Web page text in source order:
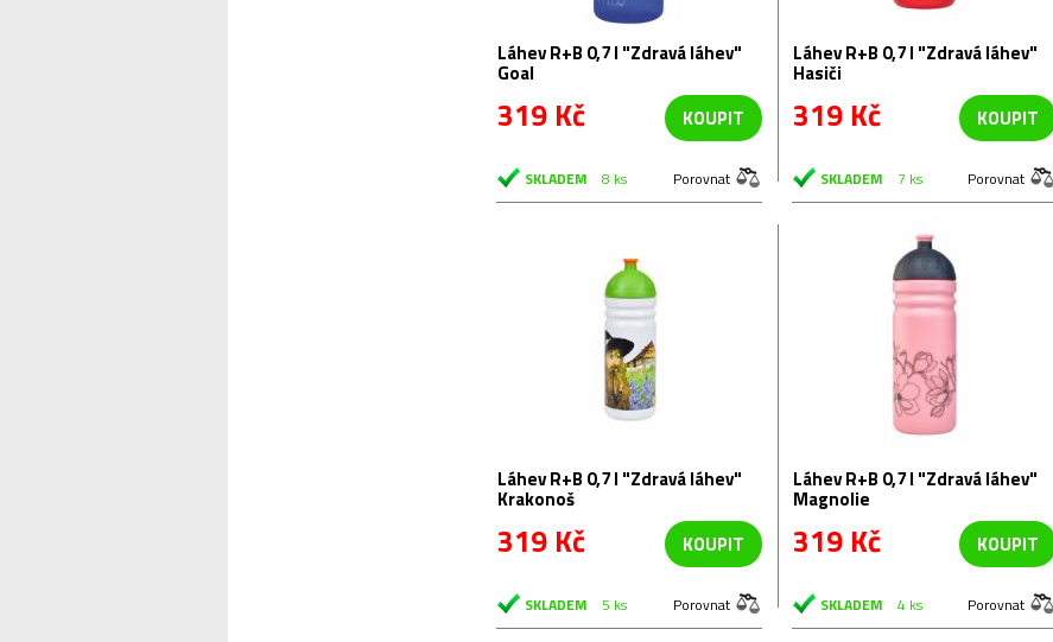
Láhev R+B 0,7 l "Zdravá láhev"
Goal
319 Kč KOUPIT
SKLADEM 8 ks Porovnat
Láhev R+B 0,7 l "Zdravá láhev"
Hasiči
319 Kč KOUPIT
SKLADEM 7 ks Porovnat
Láhev R+B 0,7 l "Zdravá láhev"
Krakonoš
319 Kč KOUPIT
SKLADEM 5 ks Porovnat
Láhev R+B 0,7 l "Zdravá láhev"
Magnolie
319 Kč KOUPIT
SKLADEM 4 ks Porovnat